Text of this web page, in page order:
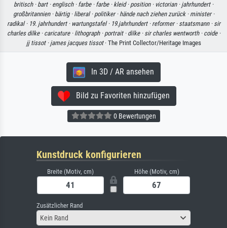
britisch · bart · englisch · farbe · farbe · kleid · position · victorian · jahrhundert ·
großbritannien · bärtig · liberal · politiker · hände nach ziehen zurück · minister ·
radikal · 19. jahrhundert · wartungstafel · 19.jahrhundert · reformer · staatsmann · sir
charles dilke · caricature · lithograph · portrait · dilke · sir charles wentworth · coide ·
jj tissot · james jacques tissot· The Print Collector/Heritage Images
In 3D / AR ansehen
Bild zu Favoriten hinzufügen
0 Bewertungen
Kunstdruck konfigurieren
Breite (Motiv, cm) Höhe (Motiv, cm)
Zusätzlicher Rand
Kein Rand